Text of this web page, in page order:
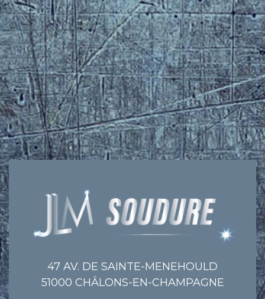
47 AV. DE SAINTE-MENEHOULD
51000 CHÂLONS-EN-CHAMPAGNE